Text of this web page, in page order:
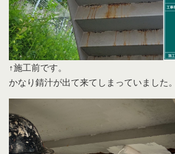
↑施工前です。
かなり錆汁が出て来てしまっていました。